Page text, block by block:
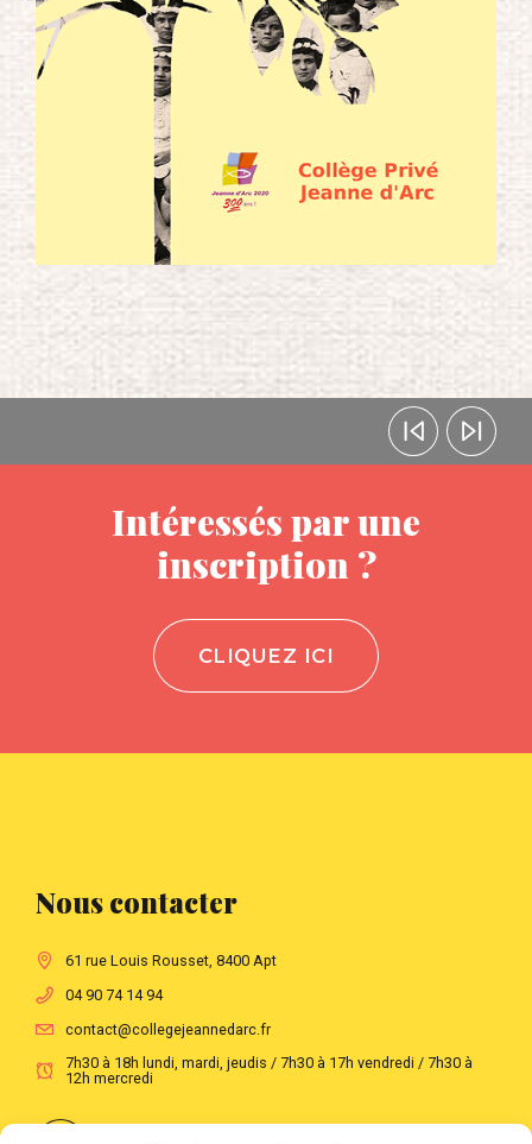
Intéressés par une
inscription ?
CLIQUEZ ICI
Nous contacter
61 rue Louis Rousset, 8400 Apt
04 90 74 14 94
contact@collegejeannedarc.fr
7h30 à 18h lundi, mardi, jeudis / 7h30 à 17h vendredi / 7h30 à
12h mercredi